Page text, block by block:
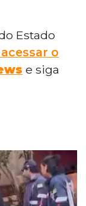
Estado
o
e siga